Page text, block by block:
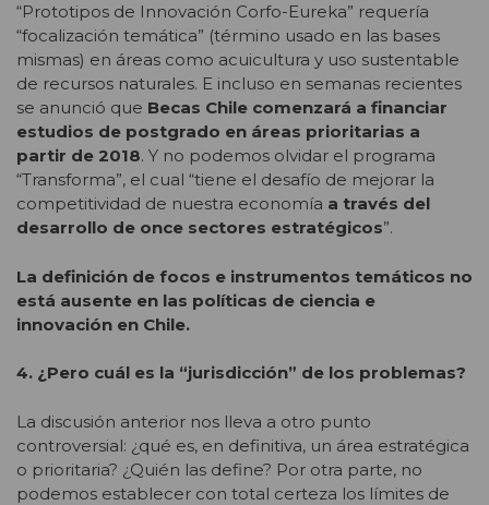
“Prototipos de Innovación Corfo-Eureka” requería
“focalización temática” (término usado en las bases
mismas) en áreas como acuicultura y uso sustentable
de recursos naturales. E incluso en semanas recientes
se anunció que Becas Chile comenzará a financiar
estudios de postgrado en áreas prioritarias a
partir de 2018. Y no podemos olvidar el programa
“Transforma”, el cual “tiene el desafío de mejorar la
competitividad de nuestra economía a través del
desarrollo de once sectores estratégicos”.
La definición de focos e instrumentos temáticos no
está ausente en las políticas de ciencia e
innovación en Chile.
4. ¿Pero cuál es la “jurisdicción” de los problemas?
La discusión anterior nos lleva a otro punto
controversial: ¿qué es, en definitiva, un área estratégica
o prioritaria? ¿Quién las define? Por otra parte, no
podemos establecer con total certeza los límites de